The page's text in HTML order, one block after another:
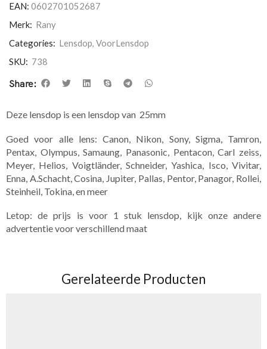
EAN: 0602701052687
Merk: Rany
Categories: Lensdop, VoorLensdop
SKU: 738
Share:
Deze lensdop is een lensdop van 25mm
Goed voor alle lens: Canon, Nikon, Sony, Sigma, Tamron,
Pentax, Olympus, Samaung, Panasonic, Pentacon, Carl zeiss,
Meyer, Helios, Voigtländer, Schneider, Yashica, Isco, Vivitar,
Enna, A.Schacht, Cosina, Jupiter, Pallas, Pentor, Panagor, Rollei,
Steinheil, Tokina, en meer
Letop: de prijs is voor 1 stuk lensdop, kijk onze andere
advertentie voor verschillend maat
Gerelateerde Producten